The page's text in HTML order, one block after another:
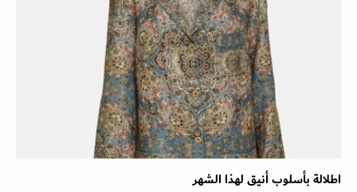
اطلالة بأسلوب أنيق لهذا الشهر